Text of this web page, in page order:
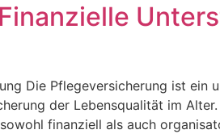
Die Pflegeversicherung ist
der Lebensqualität im
finanziell als auch